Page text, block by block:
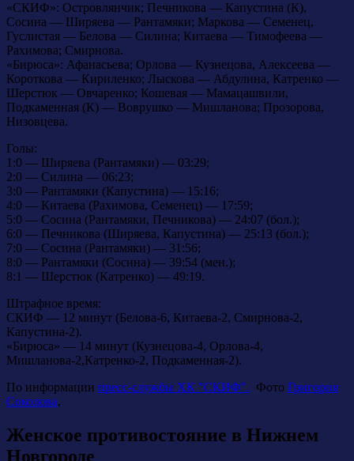
«СКИФ»: Островлянчик; Печникова — Капустина (К),
Сосина — Ширяева — Рантамяки; Маркова — Семенец,
Гуслистая — Белова — Силина; Китаева — Тимофеева —
Рахимова; Смирнова.
«Бирюса»: Афанасьева; Орлова — Кузнецова, Алексеева —
Короткова — Кириленко; Лыскова — Абдулина, Катренко —
Шерстюк — Овчаренко; Кошевая — Мамацашвили,
Подкаменная (К) — Воврушко — Мишланова; Прозорова,
Низовцева.
Голы:
1:0 — Ширяева (Рантамяки) — 03:29;
2:0 — Силина — 06:23;
3:0 — Рантамяки (Капустина) — 15:16;
4:0 — Китаева (Рахимова, Семенец) — 17:59;
5:0 — Сосина (Рантамяки, Печникова) — 24:07 (бол.);
6:0 — Печникова (Ширяева, Капустина) — 25:13 (бол.);
7:0 — Сосина (Рантамяки) — 31:56;
8:0 — Рантамяки (Сосина) — 39:54 (мен.);
8:1 — Шерстюк (Катренко) — 49:19.
Штрафное время:
СКИФ — 12 минут (Белова-6, Китаева-2, Смирнова-2,
Капустина-2).
«Бирюса» — 14 минут (Кузнецова-4, Орлова-4,
Мишланова-2,Катренко-2, Подкаменная-2).
По информации пресс-службы ХК "СКИФ". Фото Григория
Соколова.
Женское противостояние в Нижнем
Новгороде